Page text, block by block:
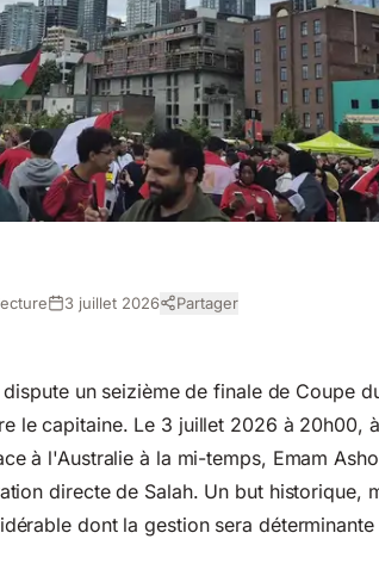
3 juillet 2026 Partager
un seizième de finale de Coupe
le capitaine. Le 3 juillet 2026 à 20h00,
à l'Australie à la mi-temps, Emam
directe de Salah. Un but historique,
dont la gestion sera